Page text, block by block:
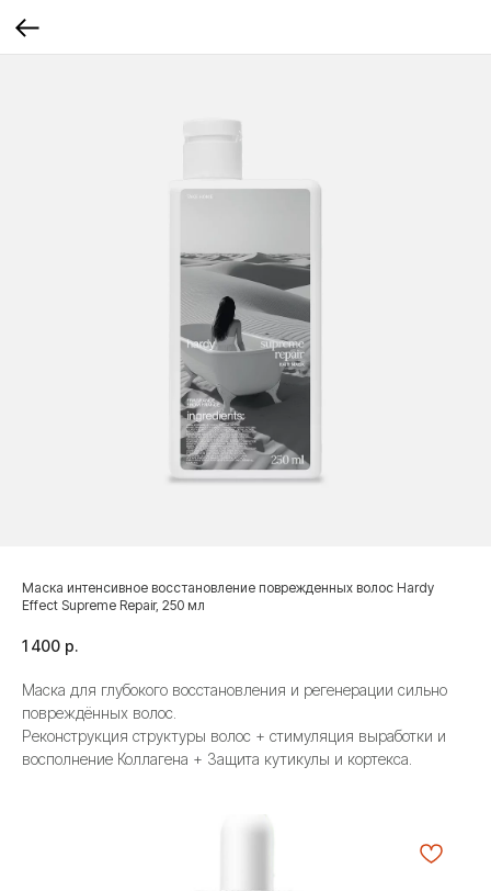
Маска интенсивное восстановление поврежденных волос Hardy
Effect Supreme Repair, 250 мл
1 400 р.
Маска для глубокого восстановления и регенерации сильно
повреждённых волос.
Реконструкция структуры волос + стимуляция выработки и
восполнение Коллагена + Защита кутикулы и кортекса.